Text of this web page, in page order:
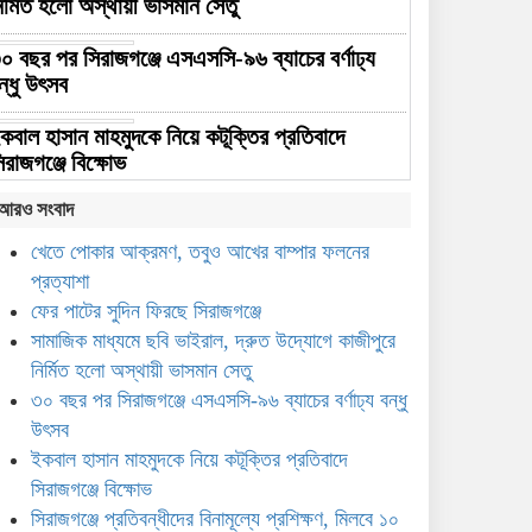
হলো অস্থায়ী ভাসমান সেতু
বছর পর সিরাজগঞ্জে এসএসসি-৯৬ ব্যাচের বর্ণাঢ্য
উৎসব
হাসান মাহমুদকে নিয়ে কটূক্তির প্রতিবাদে
বিক্ষোভ
প্রশিক্ষণ, মিলবে ১০ হাজার টাকা
সহায়তা
পা দিয়ে স্নাতকোত্তর, সিরাজগঞ্জের নীলাকে সরকারি
চাকরি দিলেন প্রধানমন্ত্রী
রায়গঞ্জে যুব নেতৃত্ব বিকাশে
সচিব পদে পদোন্নতি পেলেন
সিরাজগঞ্জের কৃতি সন্তান আবু সাঈদ
সংবাদ
খেতে পোকার আক্রমণ, তবুও আখের বাম্পার ফলনের
প্রত্যাশা
ফের পাটের সুদিন ফিরছে সিরাজগঞ্জে
সামাজিক মাধ্যমে ছবি ভাইরাল, দ্রুত উদ্যোগে কাজীপুরে
নির্মিত হলো অস্থায়ী ভাসমান সেতু
৩০ বছর পর সিরাজগঞ্জে এসএসসি-৯৬ ব্যাচের বর্ণাঢ্য বন্ধু
উৎসব
ইকবাল হাসান মাহমুদকে নিয়ে কটূক্তির প্রতিবাদে
সিরাজগঞ্জে বিক্ষোভ
সিরাজগঞ্জে প্রতিবন্ধীদের বিনামূল্যে প্রশিক্ষণ, মিলবে ১০